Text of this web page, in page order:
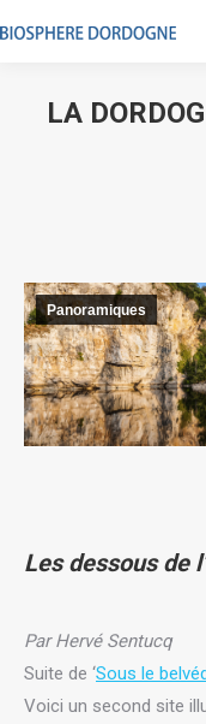
LA
Panoramiques
Les dessous de
Par Hervé Sentucq
Suite de ‘Sous le
Voici un second site